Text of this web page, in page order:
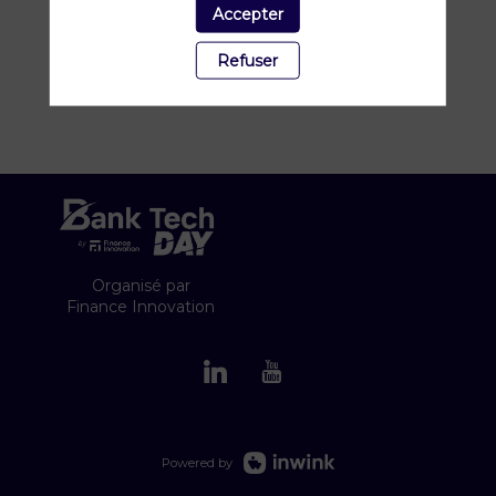
sécurité et conversion garanties. Plus de 3
millions d'utilisateurs utilisent QuickSign
chaque mois à travers l'Europe !
Organisé par
Finance Innovation
Powered by
Accepter
Refuser